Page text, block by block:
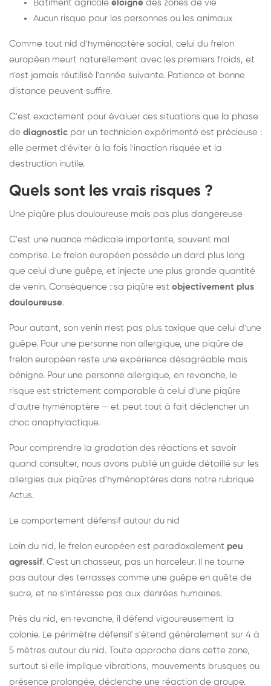
Bâtiment agricole éloigné des zones de vie
Aucun risque pour les personnes ou les animaux
Comme tout nid d'hyménoptère social, celui du frelon
européen meurt naturellement avec les premiers froids, et
n'est jamais réutilisé l'année suivante. Patience et bonne
distance peuvent suffire.
C'est exactement pour évaluer ces situations que la phase
de diagnostic par un technicien expérimenté est précieuse :
elle permet d'éviter à la fois l'inaction risquée et la
destruction inutile.
Quels sont les vrais risques ?
Une piqûre plus douloureuse mais pas plus dangereuse
C'est une nuance médicale importante, souvent mal
comprise. Le frelon européen possède un dard plus long
que celui d'une guêpe, et injecte une plus grande quantité
de venin. Conséquence : sa piqûre est objectivement plus
douloureuse.
Pour autant, son venin n'est pas plus toxique que celui d'une
guêpe. Pour une personne non allergique, une piqûre de
frelon européen reste une expérience désagréable mais
bénigne. Pour une personne allergique, en revanche, le
risque est strictement comparable à celui d'une piqûre
d'autre hyménoptère — et peut tout à fait déclencher un
choc anaphylactique.
Pour comprendre la gradation des réactions et savoir
quand consulter, nous avons publié un guide détaillé sur les
allergies aux piqûres d'hyménoptères dans notre rubrique
Actus.
Le comportement défensif autour du nid
Loin du nid, le frelon européen est paradoxalement peu
agressif. C'est un chasseur, pas un harceleur. Il ne tourne
pas autour des terrasses comme une guêpe en quête de
sucre, et ne s'intéresse pas aux denrées humaines.
Près du nid, en revanche, il défend vigoureusement la
colonie. Le périmètre défensif s'étend généralement sur 4 à
5 mètres autour du nid. Toute approche dans cette zone,
surtout si elle implique vibrations, mouvements brusques ou
présence prolongée, déclenche une réaction de groupe.